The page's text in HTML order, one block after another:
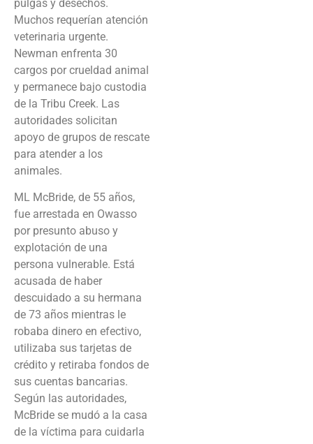
pulgas y desechos.
Muchos requerían atención
veterinaria urgente.
Newman enfrenta 30
cargos por crueldad animal
y permanece bajo custodia
de la Tribu Creek. Las
autoridades solicitan
apoyo de grupos de rescate
para atender a los
animales.
ML McBride, de 55 años,
fue arrestada en Owasso
por presunto abuso y
explotación de una
persona vulnerable. Está
acusada de haber
descuidado a su hermana
de 73 años mientras le
robaba dinero en efectivo,
utilizaba sus tarjetas de
crédito y retiraba fondos de
sus cuentas bancarias.
Según las autoridades,
McBride se mudó a la casa
de la víctima para cuidarla